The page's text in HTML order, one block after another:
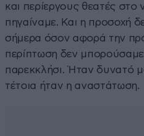
και περίεργους θεατές στο
πηγαίναμε. Και η προσοχή
σήμερα όσον αφορά την
περίπτωση δεν
παρεκκλήσι. Ήταν δυνατό
τέτοια ήταν η αναστάτωση.